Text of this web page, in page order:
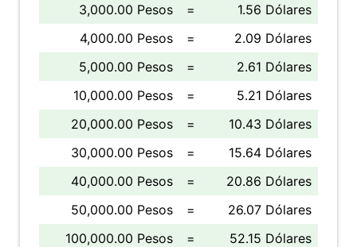
3,000.00 Pesos
=
1.56 Dólares
4,000.00 Pesos
=
2.09 Dólares
5,000.00 Pesos
=
2.61 Dólares
10,000.00 Pesos
=
5.21 Dólares
20,000.00 Pesos
=
10.43 Dólares
30,000.00 Pesos
=
15.64 Dólares
40,000.00 Pesos
=
20.86 Dólares
50,000.00 Pesos
=
26.07 Dólares
100,000.00 Pesos
=
52.15 Dólares